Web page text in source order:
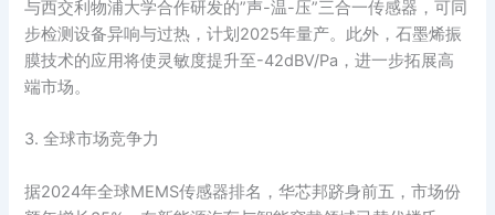
与西交利物浦大学合作研发的”声-温-压”三合一传感器，可同
步检测设备异响与过热，计划2025年量产。此外，石墨烯振
膜技术的应用将使灵敏度提升至-42dBV/Pa，进一步拓展高
端市场。
3. 全球市场竞争力
据2024年全球MEMS传感器排名，华芯邦跻身前五，市场份